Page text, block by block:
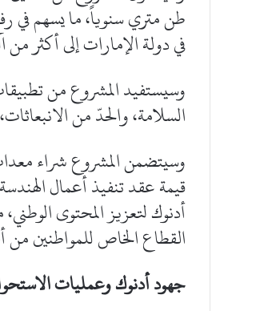
طن متري سنوياً، ما يسهم في
في دولة الإمارات إلى أكثر من الضعف
وسيستفيد المشروع من
السلامة، والحدّ من
قيمة عقد تنفيذ أعمال
أدنوك لتعزيز المحتوى
القطاع الخاص للمواطنين من
جهود أدنوك وعمليات